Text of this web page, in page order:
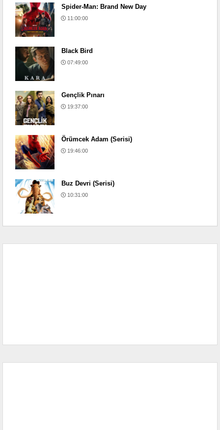
Spider-Man: Brand New Day
11:00:00
Black Bird
07:49:00
Gençlik Pınarı
19:37:00
Örümcek Adam (Serisi)
19:46:00
Buz Devri (Serisi)
10:31:00